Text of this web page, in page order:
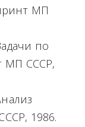
МП
по
МП СССР,
1986.